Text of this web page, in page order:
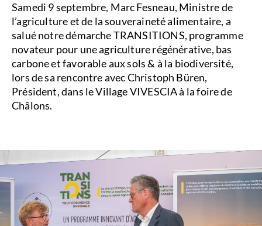
Samedi 9 septembre, Marc Fesneau, Ministre de
l’agriculture et de la souveraineté alimentaire, a
salué notre démarche TRANSITIONS, programme
novateur pour une agriculture régénérative, bas
carbone et favorable aux sols & à la biodiversité,
lors de sa rencontre avec Christoph Büren,
Président, dans le Village VIVESCIA à la foire de
Châlons.